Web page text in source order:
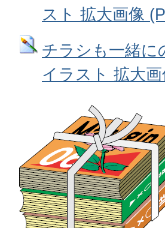
スト 拡大画像
チラシも一緒に
イラスト 拡大